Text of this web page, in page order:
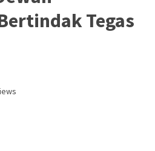
Tegas